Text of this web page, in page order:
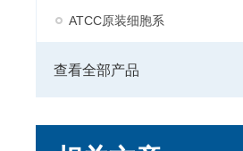
ATCC原装细胞系
查看全部产品